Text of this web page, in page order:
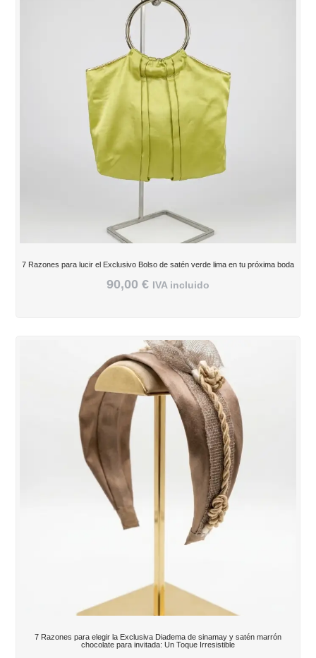
7 Razones para lucir el Exclusivo Bolso de satén verde lima en tu próxima boda
90,00 € IVA incluido
7 Razones para elegir la Exclusiva Diadema de sinamay y satén marrón
chocolate para invitada: Un Toque Irresistible